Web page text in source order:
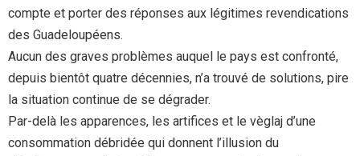
compte et porter des réponses aux légitimes revendications
des Guadeloupéens.
Aucun des graves problèmes auquel le pays est confronté,
depuis bientôt quatre décennies, n’a trouvé de solutions, pire
la situation continue de se dégrader.
Par-delà les apparences, les artifices et le vèglaj d’une
consommation débridée qui donnent l’illusion du